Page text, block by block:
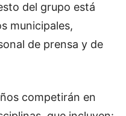
del grupo está
municipales,
de prensa y de
competirán en